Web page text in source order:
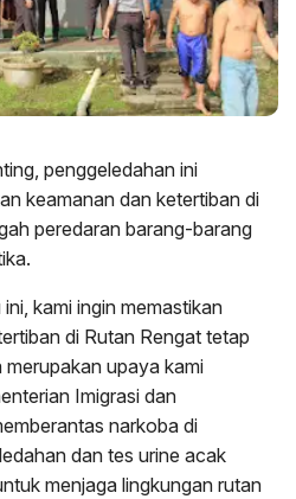
penggeledahan ini
keamanan dan ketertiban di
peredaran barang-barang
kami ingin memastikan
di Rutan Rengat tetap
upaya kami
Imigrasi dan
narkoba di
dan tes urine acak
menjaga lingkungan rutan